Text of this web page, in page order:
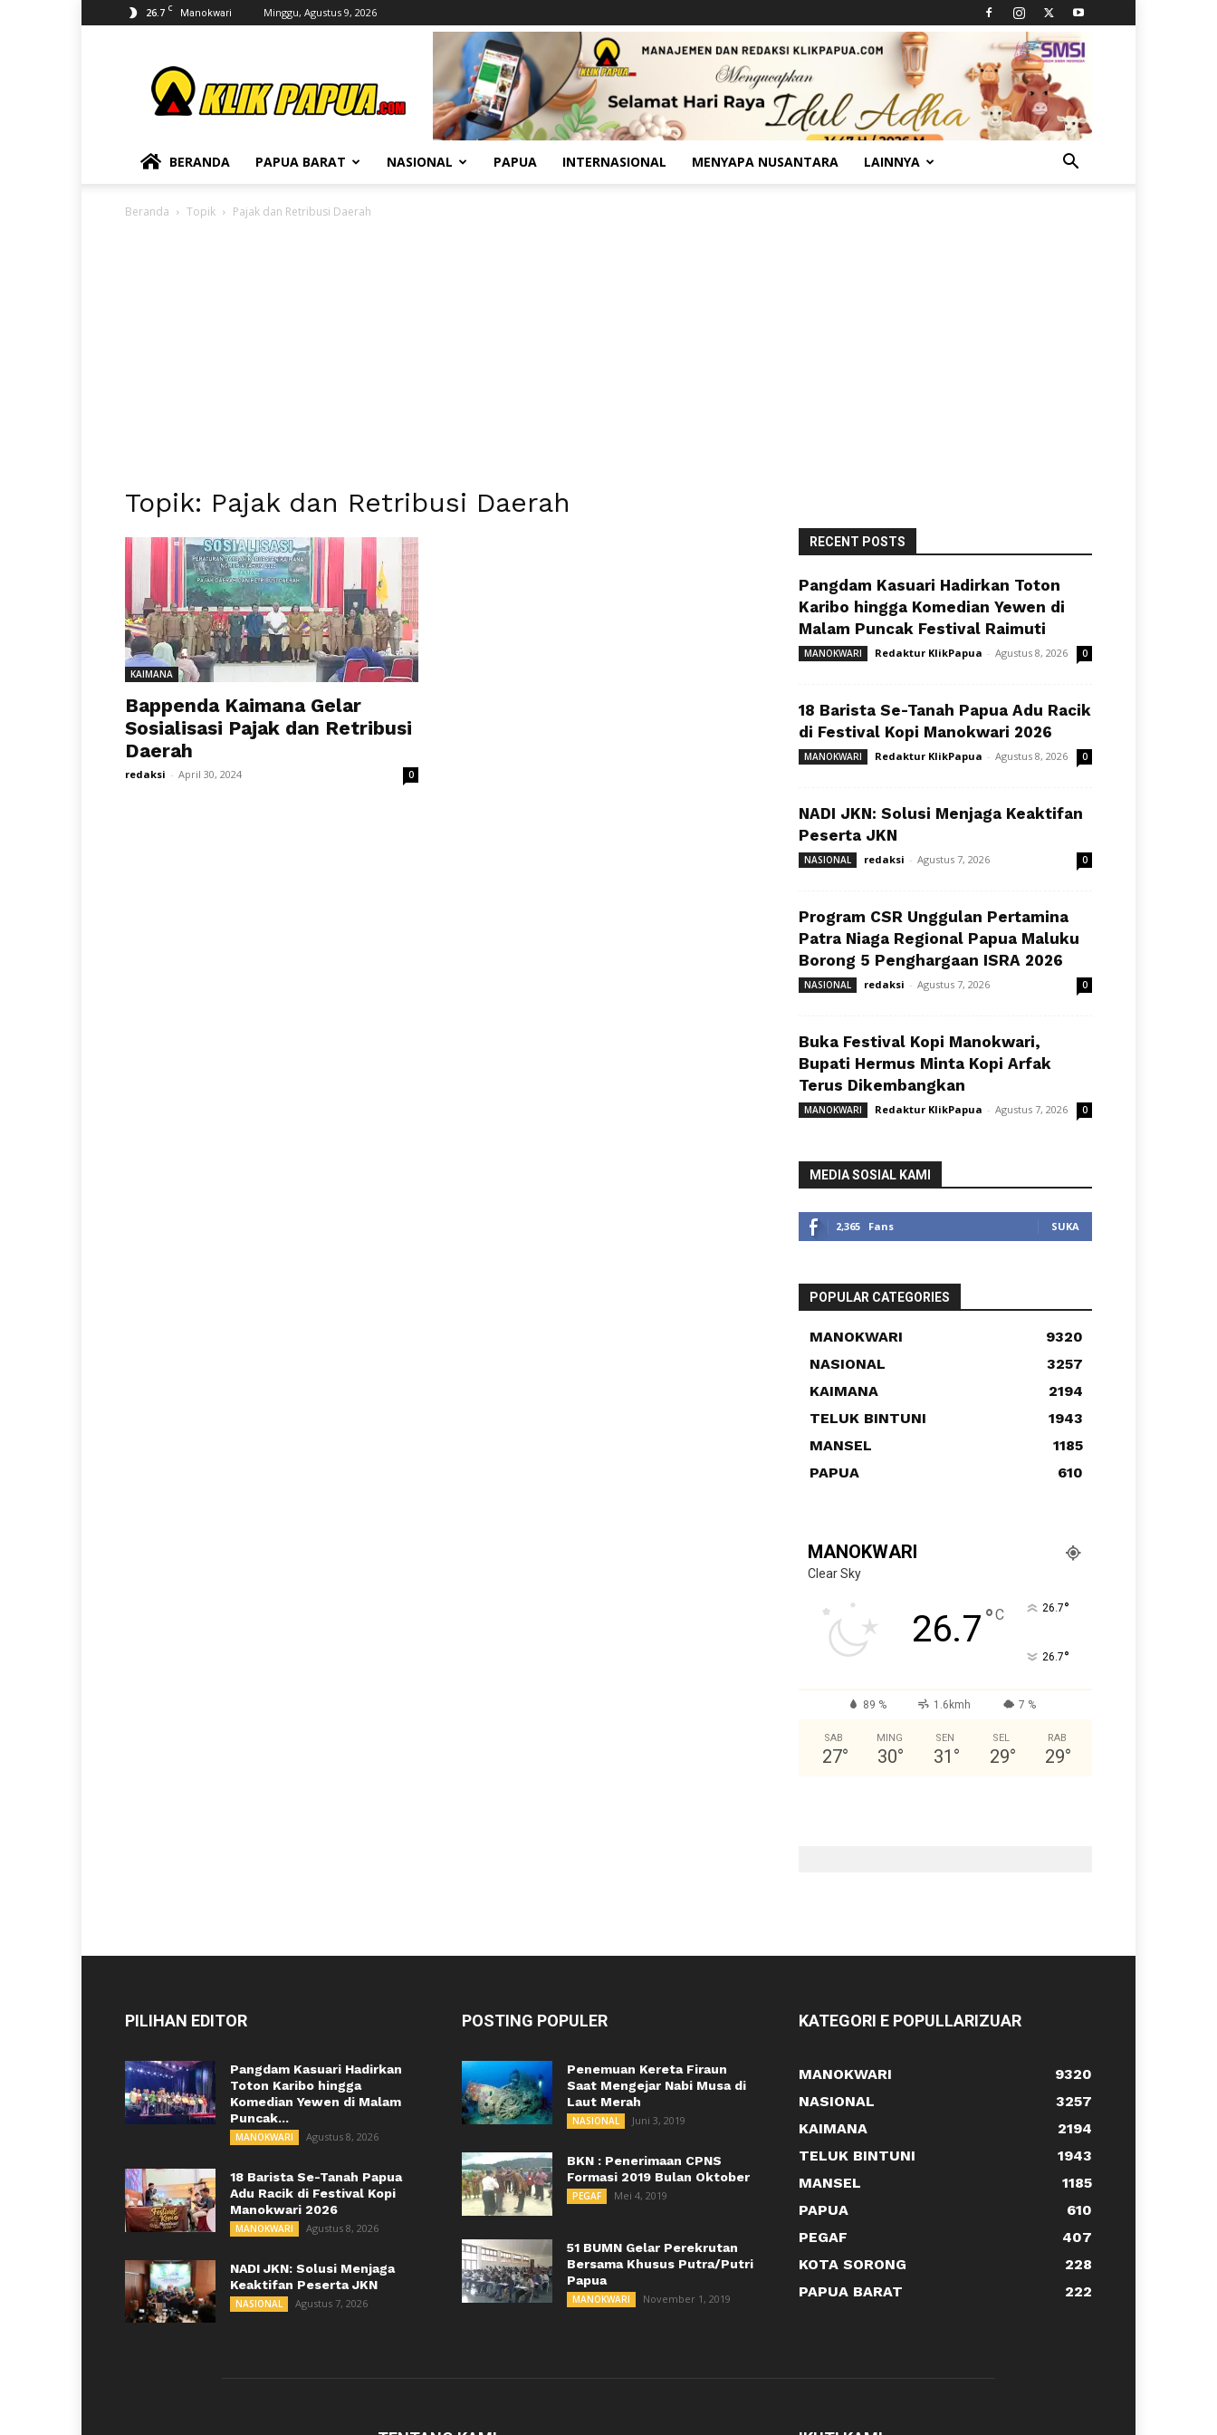
26.7 C Manokwari Minggu, Agustus 9, 2026
BERANDA PAPUA BARAT NASIONAL PAPUA INTERNASIONAL MENYAPA NUSANTARA LAINNYA
Beranda Topik Pajak dan Retribusi Daerah
Topik: Pajak dan Retribusi Daerah
KAIMANA
Bappenda Kaimana Gelar
Sosialisasi Pajak dan Retribusi
Daerah
redaksi - April 30, 2024 0
RECENT POSTS
Pangdam Kasuari Hadirkan Toton
Karibo hingga Komedian Yewen di
Malam Puncak Festival Raimuti
MANOKWARI Redaktur KlikPapua - Agustus 8, 2026 0
18 Barista Se-Tanah Papua Adu Racik
di Festival Kopi Manokwari 2026
MANOKWARI Redaktur KlikPapua - Agustus 8, 2026 0
NADI JKN: Solusi Menjaga Keaktifan
Peserta JKN
NASIONAL redaksi - Agustus 7, 2026 0
Program CSR Unggulan Pertamina
Patra Niaga Regional Papua Maluku
Borong 5 Penghargaan ISRA 2026
NASIONAL redaksi - Agustus 7, 2026 0
Buka Festival Kopi Manokwari,
Bupati Hermus Minta Kopi Arfak
Terus Dikembangkan
MANOKWARI Redaktur KlikPapua - Agustus 7, 2026 0
MEDIA SOSIAL KAMI
2,365 Fans SUKA
POPULAR CATEGORIES
MANOKWARI
9320
NASIONAL
3257
KAIMANA
2194
TELUK BINTUNI
1943
MANSEL
1185
PAPUA
610
MANOKWARI
Clear Sky
26.7°C 26.7°
26.7°
89 % 1.6kmh 7 %
SAB
27°
MING
30°
SEN
31 °
SEL
29°
RAB
29°
PILIHAN EDITOR
Pangdam Kasuari Hadirkan
Toton Karibo hingga
Komedian Yewen di Malam
Puncak...
MANOKWARI Agustus 8, 2026
18 Barista Se-Tanah Papua
Adu Racik di Festival Kopi
Manokwari 2026
MANOKWARI Agustus 8, 2026
NADI JKN: Solusi Menjaga
Keaktifan Peserta JKN
NASIONAL Agustus 7, 2026
POSTING POPULER
Penemuan Kereta Firaun
Saat Mengejar Nabi Musa di
Laut Merah
NASIONAL Juni 3, 2019
BKN : Penerimaan CPNS
Formasi 2019 Bulan Oktober
PEGAF Mei 4, 2019
51 BUMN Gelar Perekrutan
Bersama Khusus Putra/Putri
Papua
MANOKWARI November 1, 2019
KATEGORI E POPULLARIZUAR
MANOKWARI
9320
NASIONAL
3257
KAIMANA
2194
TELUK BINTUNI
1943
MANSEL
1185
PAPUA
610
PEGAF
407
KOTA SORONG
228
PAPUA BARAT
222